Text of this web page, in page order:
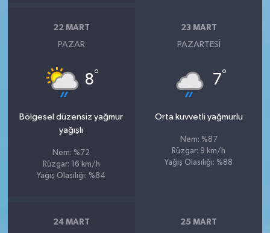
22 MART
PAZAR
8°
Bölgesel düzensiz yağmur
yağışlı
Nem: %72
Rüzgar: 16 km/h
Yağış Olasılığı: %84
23 MART
PAZARTESI
7°
Orta kuvvetli yağmurlu
Nem: %87
Rüzgar: 9 km/h
Yağış Olasılığı: %88
24 MART 25 MART